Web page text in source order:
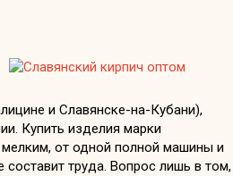
и Славянске-на-Кубани),
Купить изделия марки
от одной полной машины и
труда. Вопрос лишь в том,